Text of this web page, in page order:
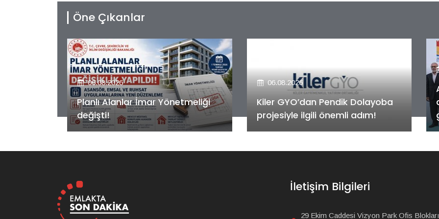
Öne Çıkanlar
06.08.2026
Kiler GYO’dan Pendik Dolayoba
projesiyle ilgili önemli adım!
06.08.2026
Alya Merkezefendi Konutları'nın
anahtar teslim töreni
gerçekleştirildi!
İletişim Bilgileri
29 Ekim Caddesi Vizyon Park Ofis